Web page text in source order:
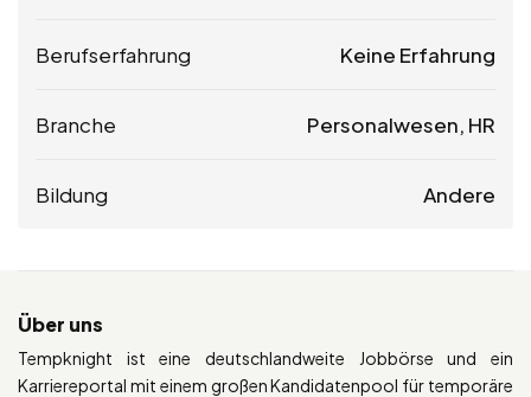
Berufserfahrung Keine Erfahrung
Branche Personalwesen, HR
Bildung Andere
Über uns
Tempknight ist eine deutschlandweite Jobbörse und ein
Karriereportal mit einem großen Kandidatenpool für temporäre